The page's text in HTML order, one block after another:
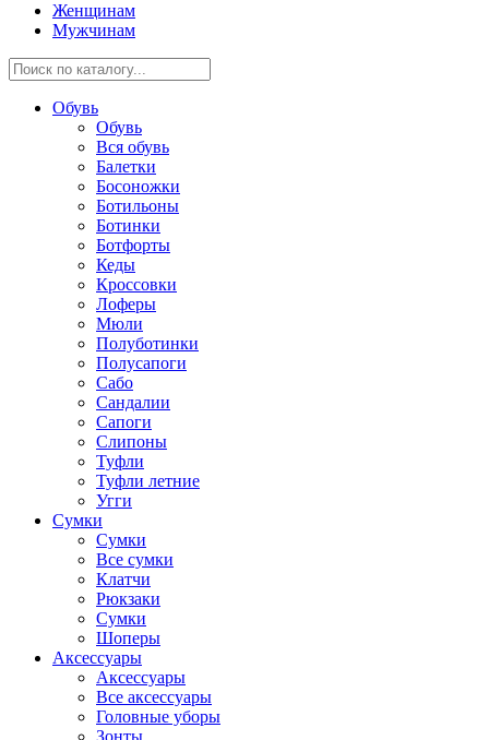
Женщинам
Мужчинам
Обувь
Обувь
Вся обувь
Балетки
Босоножки
Ботильоны
Ботинки
Ботфорты
Кеды
Кроссовки
Лоферы
Мюли
Полуботинки
Полусапоги
Сабо
Сандалии
Сапоги
Слипоны
Туфли
Туфли летние
Угги
Сумки
Сумки
Все сумки
Клатчи
Рюкзаки
Сумки
Шоперы
Аксессуары
Аксессуары
Все аксессуары
Головные уборы